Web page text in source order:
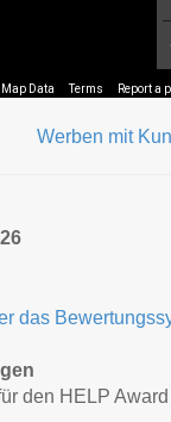
Map Data Terms Report a
Werben mit
das
den HELP